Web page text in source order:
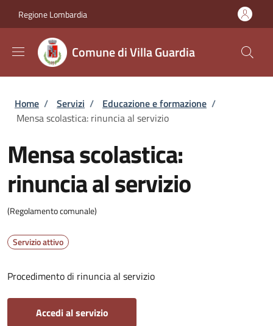
Regione Lombardia
Comune di Villa Guardia
Briciole di pane
Home / Servizi / Educazione e formazione /
Mensa scolastica: rinuncia al servizio
Mensa scolastica:
rinuncia al servizio
(Regolamento comunale)
Servizio attivo
Procedimento di rinuncia al servizio
Accedi al servizio